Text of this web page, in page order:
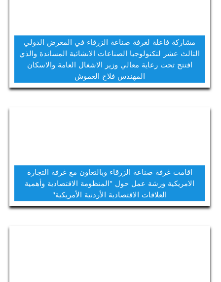
مشاركة فاعلة لغرفة صناعة الزرقاء في المعرض الدولي
الثالث عشر لتكنولوجيا الصناعات الانشائية المساندة والذي
افتتح تحت رعاية معالي وزير الاشغال العامة والاسكان
المهندس فلاح العموش
اقامت غرفة صناعة الزرقاء وبالتعاون مع غرفة التجارة
الامريكية ورشة عمل حول "المنظومة الاقتصادية وأهمية
العلاقات الاقتصادية الأردنية الأمريكية"